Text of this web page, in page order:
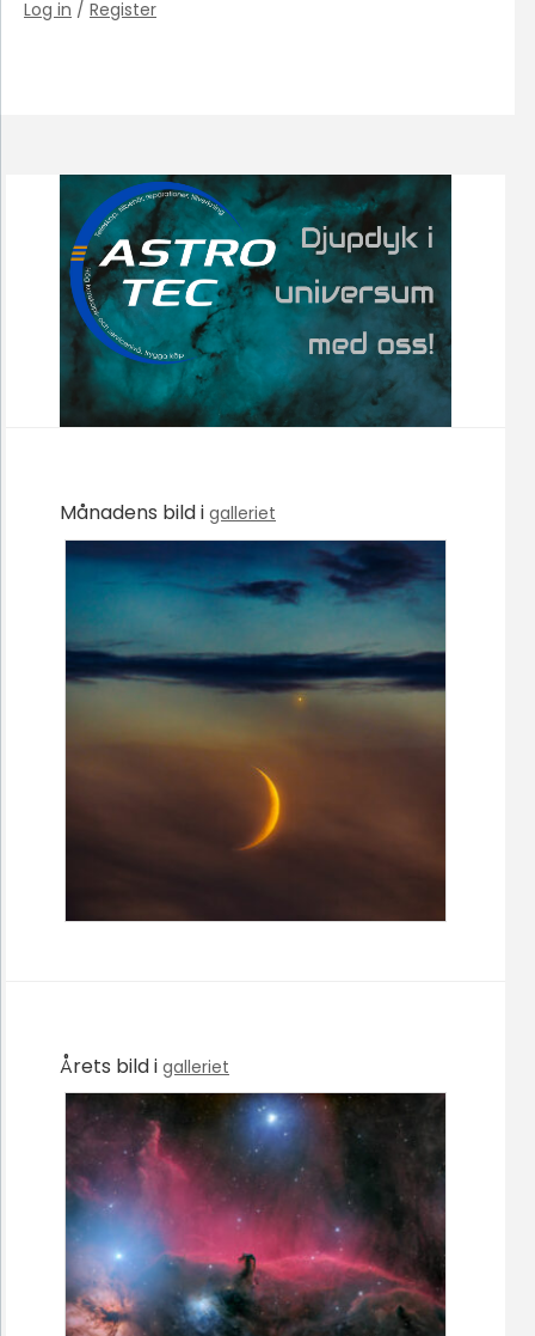
Log in / Register
Månadens bild i galleriet
Årets bild i galleriet